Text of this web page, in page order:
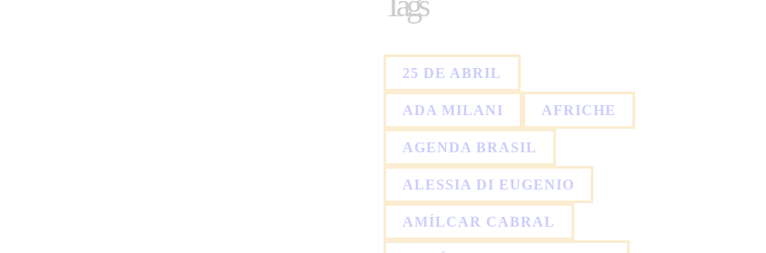
25 DE ABRIL
ADA MILANI AFRICHE
AGENDA BRASIL
ALESSIA DI EUGENIO
AMÍLCAR CABRAL